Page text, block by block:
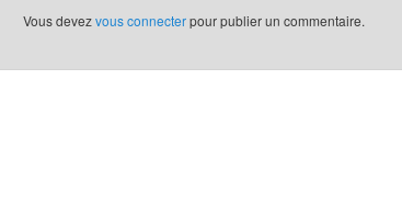
Vous devezvous connecterpour publier un commentaire.